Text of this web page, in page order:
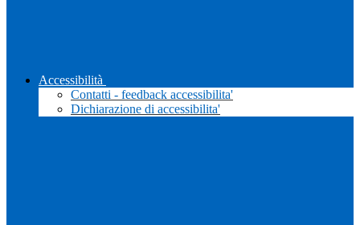
Accessibilità
Contatti - feedback accessibilita'
Dichiarazione di accessibilita'